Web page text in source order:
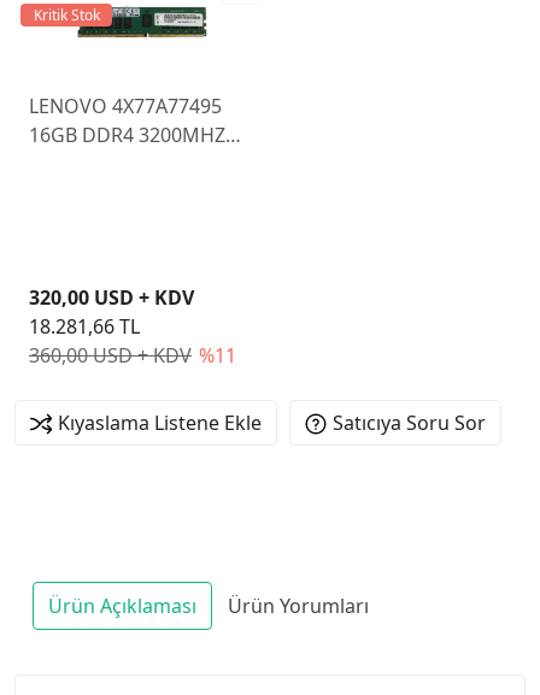
LENOVO 4X77A77495
16GB DDR4 3200MHZ
360,00 USD + KDV %11
320,00 USD + KDV
18.281,66 TL
Kritik Stok
Kıyaslama Listene Ekle Satıcıya Soru Sor
Ürün Açıklaması Ürün Yorumları